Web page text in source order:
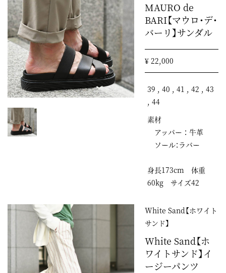
MAURO de
BARI【マウロ・デ・
バーリ】サンダル
¥ 22,000
39 , 40 , 41 , 42 , 43
, 44
素材
アッパー ： 牛革
ソール：ラバー
身長173cm 体重
60kg サイズ42
White Sand【ホワイト
サンド】
White Sand【ホ
ワイトサンド】イ
ージーパンツ